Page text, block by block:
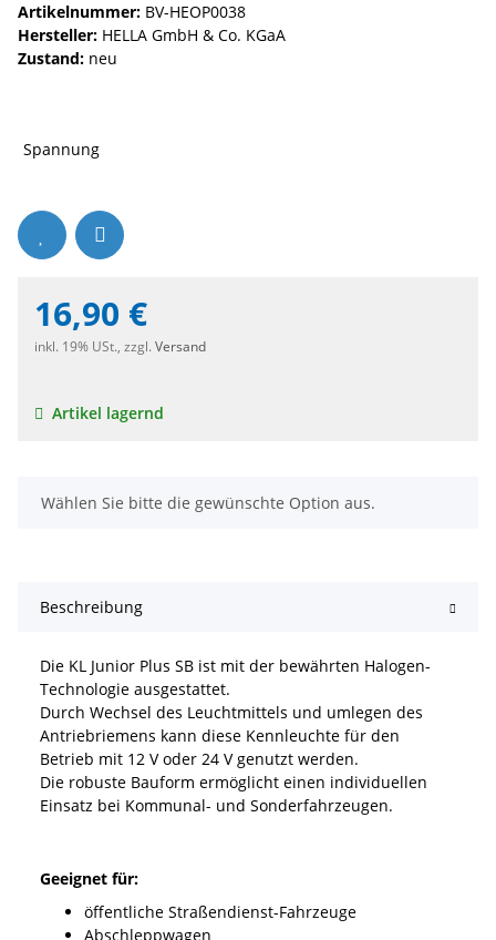
Artikelnummer: BV-HEOP0038
Hersteller: HELLA GmbH & Co. KGaA
Zustand: neu
Spannung
16,90 €
inkl. 19% USt., zzgl. Versand
Artikel lagernd
x
Wählen Sie bitte die gewünschte Option aus.
Beschreibung
Die KL Junior Plus SB ist mit der bewährten Halogen-
Technologie ausgestattet.
Durch Wechsel des Leuchtmittels und umlegen des
Antriebriemens kann diese Kennleuchte für den
Betrieb mit 12 V oder 24 V genutzt werden.
Die robuste Bauform ermöglicht einen individuellen
Einsatz bei Kommunal- und Sonderfahrzeugen.
Geeignet für:
öffentliche Straßendienst-Fahrzeuge
Abschleppwagen